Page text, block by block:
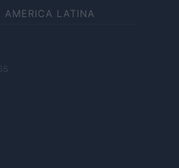
AMERICA LATINA